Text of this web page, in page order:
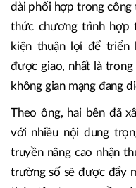
dài phối hợp trong công
thức chương trình hợp
kiện thuận lợi để triển
được giao, nhất là
không gian mạng đang
Theo ông, hai bên đã
với nhiều nội dung
truyền nâng cao nhận
trường số sẽ được đẩy